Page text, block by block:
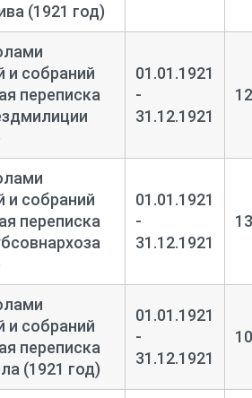
(1921 год)
и собраний
переписка
01.01.1921
-
31.12.1921
12
и собраний
переписка
01.01.1921
-
31.12.1921
13
и собраний
переписка
(1921 год)
01.01.1921
-
31.12.1921
10